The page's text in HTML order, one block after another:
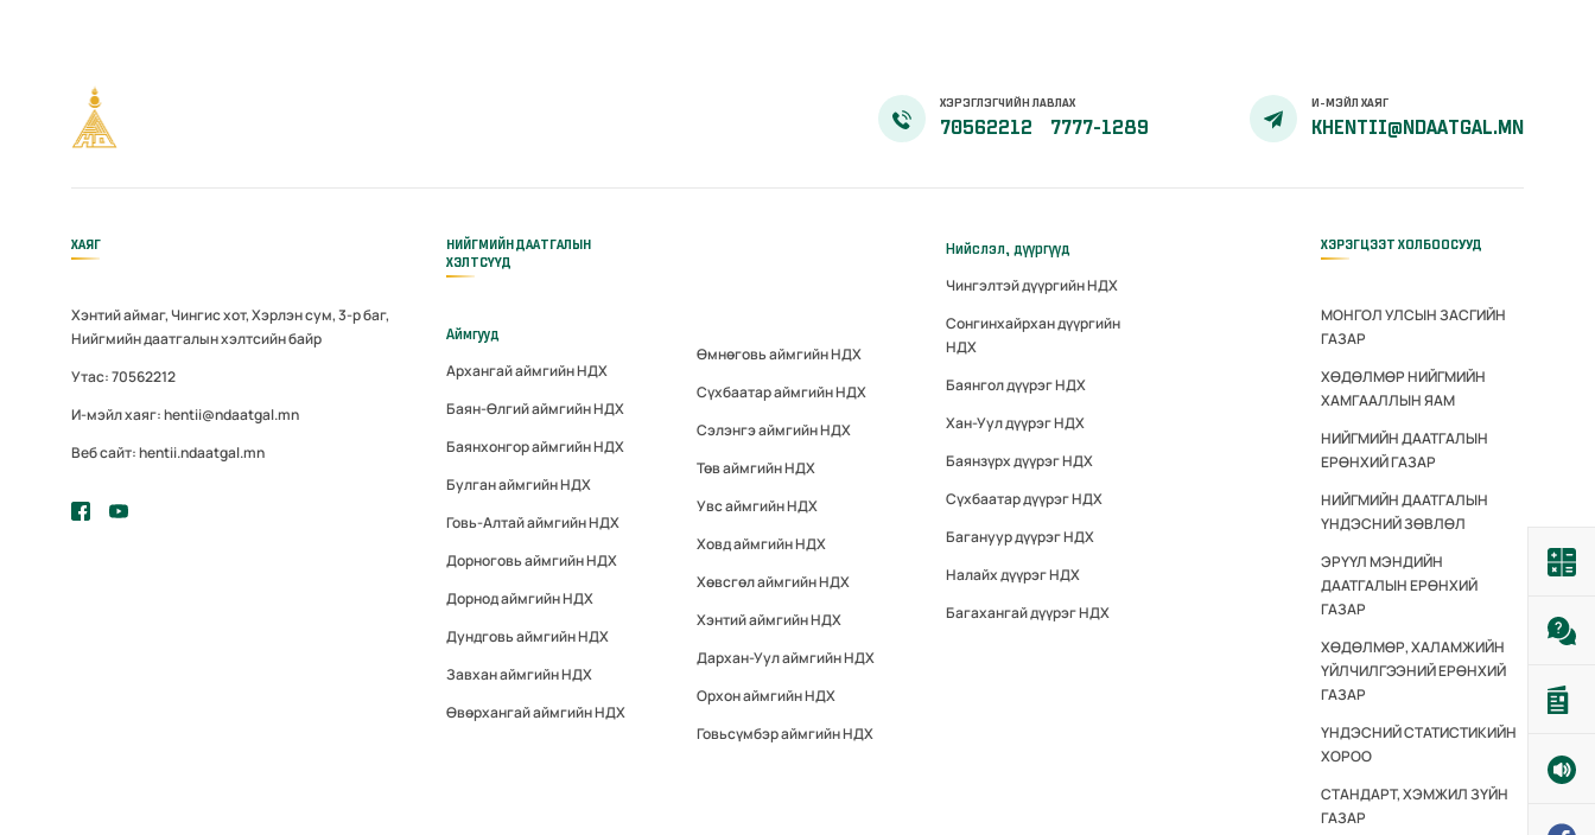
ХЭРЭГЛЭГЧИЙН ЛАВЛАХ
70562212 7777-1289
И-МЭЙЛ ХАЯГ
KHENTII@NDAATGAL.MN
ХАЯГ
Хэнтий аймаг, Чингис хот, Хэрлэн сум, 3-р баг,
Нийгмийн даатгалын хэлтсийн байр
Утас: 70562212
И-мэйл хаяг: hentii@ndaatgal.mn
Веб сайт: hentii.ndaatgal.mn
НИЙГМИЙН ДААТГАЛЫН
ХЭЛТСҮҮД
Аймгууд
Архангай аймгийн НДХ
Баян-Өлгий аймгийн НДХ
Баянхонгор аймгийн НДХ
Булган аймгийн НДХ
Говь-Алтай аймгийн НДХ
Дорноговь аймгийн НДХ
Дорнод аймгийн НДХ
Дундговь аймгийн НДХ
Завхан аймгийн НДХ
Өвөрхангай аймгийн НДХ
Өмнөговь аймгийн НДХ
Сүхбаатар аймгийн НДХ
Сэлэнгэ аймгийн НДХ
Төв аймгийн НДХ
Увс аймгийн НДХ
Ховд аймгийн НДХ
Хөвсгөл аймгийн НДХ
Хэнтий аймгийн НДХ
Дархан-Уул аймгийн НДХ
Орхон аймгийн НДХ
Говьсүмбэр аймгийн НДХ
Нийслэл, дүүргүүд
Чингэлтэй дүүргийн НДХ
Сонгинхайрхан дүүргийн
НДХ
Баянгол дүүрэг НДХ
Хан-Уул дүүрэг НДХ
Баянзүрх дүүрэг НДХ
Сүхбаатар дүүрэг НДХ
Багануур дүүрэг НДХ
Налайх дүүрэг НДХ
Багахангай дүүрэг НДХ
ХЭРЭГЦЭЭТ ХОЛБООСУУД
МОНГОЛ УЛСЫН ЗАСГИЙН
ГАЗАР
ХӨДӨЛМӨР НИЙГМИЙН
ХАМГААЛЛЫН ЯАМ
НИЙГМИЙН ДААТГАЛЫН
ЕРӨНХИЙ ГАЗАР
НИЙГМИЙН ДААТГАЛЫН
ҮНДЭСНИЙ ЗӨВЛӨЛ
ЭРҮҮЛ МЭНДИЙН
ДААТГАЛЫН ЕРӨНХИЙ
ГАЗАР
ХӨДӨЛМӨР, ХАЛАМЖИЙН
ҮЙЛЧИЛГЭЭНИЙ ЕРӨНХИЙ
ГАЗАР
ҮНДЭСНИЙ СТАТИСТИКИЙН
ХОРОО
СТАНДАРТ, ХЭМЖИЛ ЗҮЙН
ГАЗАР